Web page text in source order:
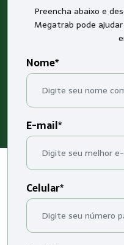
Preencha abaixo e
Megatrab pode
Nome*
E-mail*
Celular*